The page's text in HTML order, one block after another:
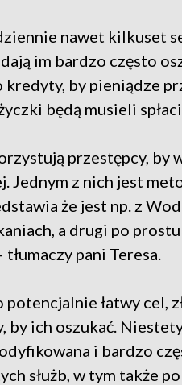
nawet kilkuset
im bardzo często
kredyty, by pieniądze
będą musieli
przestępcy, by
Jednym z nich jest
że jest np. z
a drugi po
pani Teresa.
potencjalnie łatwy cel,
ich oszukać.
i bardzo
służb, w tym także